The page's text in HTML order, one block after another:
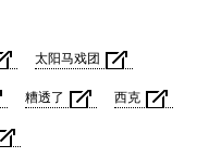
太阳马戏团
糟透了 西克